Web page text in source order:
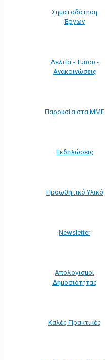
Σηματοδότηση
Έργων
Δελτία - Τύπου -
Ανακοινώσεις
Παρουσία στα ΜΜΕ
Εκδηλώσεις
Προωθητικό Υλικό
Νewsletter
Απολογισμοί
Δημοσιότητας
Καλές Πρακτικές